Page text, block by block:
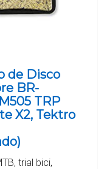
de Disco
BR-
TRP
X2, Tektro
trial bici,